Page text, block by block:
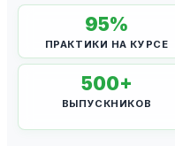
95%
ПРАКТИКИ НА КУРСЕ
500+
ВЫПУСКНИКОВ